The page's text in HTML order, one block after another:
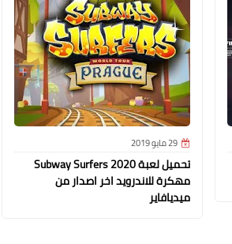
29 مايو 2019
تحميل لعبة Subway Surfers 2020
مهكرة للاندرويد اخر اصدار من
ميديافاير